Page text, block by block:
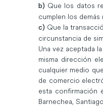
b) Que los datos
cumplen los
c) Que la
circunstancia de
Una vez aceptada
misma dirección
cualquier medio
de comercio
esta confirmación
Barnechea,